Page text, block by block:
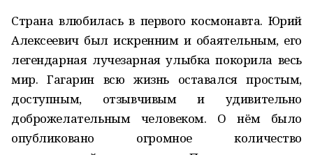
Страна влюбилась в первого космонавта. Юрий
Алексеевич был искренним и обаятельным, его
легендарная лучезарная улыбка покорила весь
мир. Гагарин всю жизнь оставался простым,
доступным, отзывчивым и удивительно
доброжелательным человеком. О нём было
опубликовано огромное количество